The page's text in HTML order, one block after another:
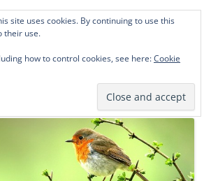
Genealogien
Kohlhaas und Jens Kirchhoff
springen
site uses cookies. By continuing to use this
their use.
how to control cookies, see here:Cookie